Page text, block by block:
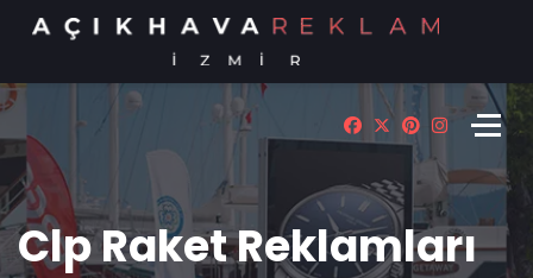
Clp Raket Reklamları